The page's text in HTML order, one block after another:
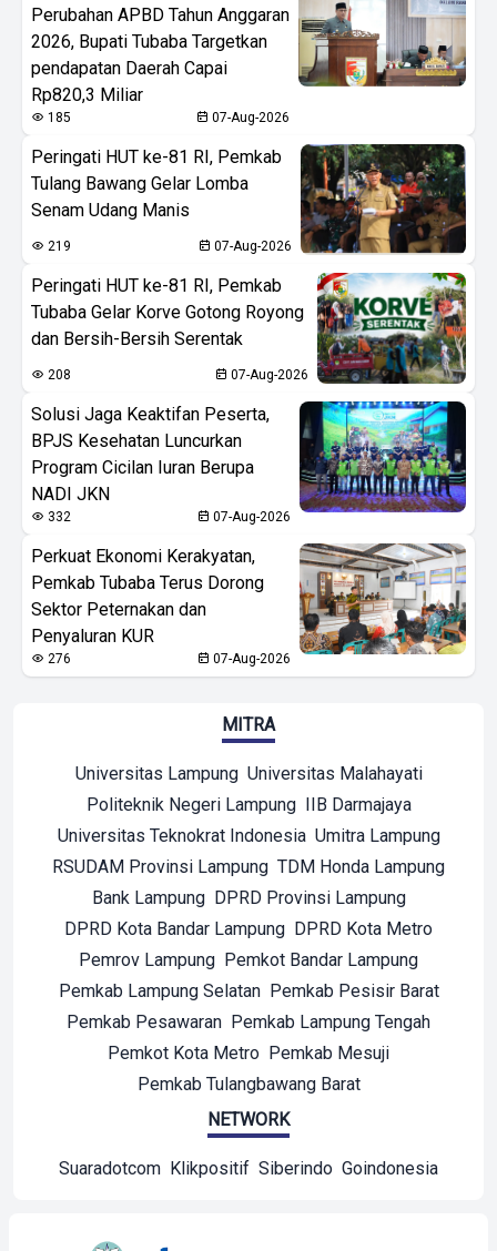
Perubahan APBD Tahun Anggaran
2026, Bupati Tubaba Targetkan
pendapatan Daerah Capai
Rp820,3 Miliar
185 07-Aug-2026
Peringati HUT ke-81 RI, Pemkab
Tulang Bawang Gelar Lomba
Senam Udang Manis
219 07-Aug-2026
Peringati HUT ke-81 RI, Pemkab
Tubaba Gelar Korve Gotong Royong
dan Bersih-Bersih Serentak
208 07-Aug-2026
Solusi Jaga Keaktifan Peserta,
BPJS Kesehatan Luncurkan
Program Cicilan Iuran Berupa
NADI JKN
332 07-Aug-2026
Perkuat Ekonomi Kerakyatan,
Pemkab Tubaba Terus Dorong
Sektor Peternakan dan
Penyaluran KUR
276 07-Aug-2026
MITRA
Universitas Lampung Universitas Malahayati
Politeknik Negeri Lampung IIB Darmajaya
Universitas Teknokrat Indonesia Umitra Lampung
RSUDAM Provinsi Lampung TDM Honda Lampung
Bank Lampung DPRD Provinsi Lampung
DPRD Kota Bandar Lampung DPRD Kota Metro
Pemrov Lampung Pemkot Bandar Lampung
Pemkab Lampung Selatan Pemkab Pesisir Barat
Pemkab Pesawaran Pemkab Lampung Tengah
Pemkot Kota Metro Pemkab Mesuji
Pemkab Tulangbawang Barat
NETWORK
Suaradotcom Klikpositif Siberindo Goindonesia